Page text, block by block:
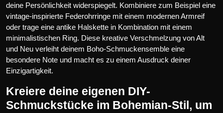
deine Persönlichkeit widerspiegelt. Kombiniere zum Beispiel eine
vintage-inspirierte Federohrringe mit einem modernen Armreif
oder trage eine antike Halskette in Kombination mit einem
minimalistischen Ring. Diese kreative Verschmelzung von Alt
und Neu verleiht deinem Boho-Schmuckensemble eine
besondere Note und macht es zu einem Ausdruck deiner
Einzigartigkeit.
Kreiere deine eigenen DIY-
Schmuckstücke im Bohemian-Stil, um